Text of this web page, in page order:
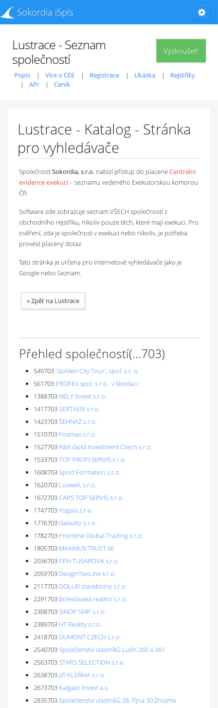
Sokordia iSpis
Vyzkoušet!
Lustrace - Seznam
společností
Popis Více o CEE Registrace Ukázka
Rejstříky
API
Ceník
Lustrace - Katalog - Stránka
pro vyhledávače
SpolečnostSokordia, s.r.o. nabízí přístup do placenéCentrální
evidence exekucí– seznamu vedeného Exekutorskou komorou
ČR.
Software zde zobrazuje seznam VŠECH společností z
obchodního rejstříku, nikoliv pouze těch, které mají exekuci. Pro
ověření, zda je společnost v exekuci nebo nikoliv, je potřeba
provést placený dotaz.
Tato stránka je určena pro internetové vyhledávače jako je
Google nebo Seznam.
»Zpět na Lustrace
Přehled společností(...703)
549703'Golden City Tour', spol. s r. o.
561703 PROFEX spol. s r.o.' v likvidaci '
1388703 NELY Invest s.r.o.
1417703SERTAVIX s.r.o.
1423703ŠEHNAZ s.r.o.
1510703 Foamax s.r.o.
1527703 R&K Gold Investment Czech s.r.o.
1533703TOP PROFI SERVIS s.r.o.
1608703Sport Formation s.r.o.
1620703 Luxwell, s.r.o.
1672703CARS TOP SERVIS s.r.o.
1747703Yogala s.r.o.
1776703Galavito s.r.o.
1782703 Frontline Global Trading s.r.o.
1805703 MAXIMUS TRUST SE
2036703 PPH TUSAROVA s.r.o.
2059703 DesignTeeLine s.r.o.
2117703 DOLUR stavebniny s.r.o.
2291703 Boleslavská realitní s.r.o.
2308703SINOP SMP s.r.o.
2389703 HT Reality s.r.o.
2418703 DUMONT CZECH s.r.o.
2540703Společenství vlastníků Lutín 260 a 261
2563703STARS SELECTION s.r.o.
2638703 Jiří KLEŇHA s.r.o.
2673703 Kalgato Invest a.s.
2835703Společenství vlastníků 28. října 30 Znojmo